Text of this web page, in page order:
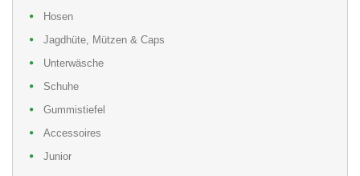
Hosen
Jagdhüte, Mützen & Caps
Unterwäsche
Schuhe
Gummistiefel
Accessoires
Junior